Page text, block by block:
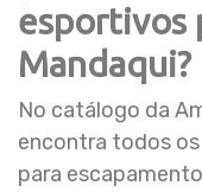
esportivos
Mandaqui?
No catálogo da
encontra todos
para